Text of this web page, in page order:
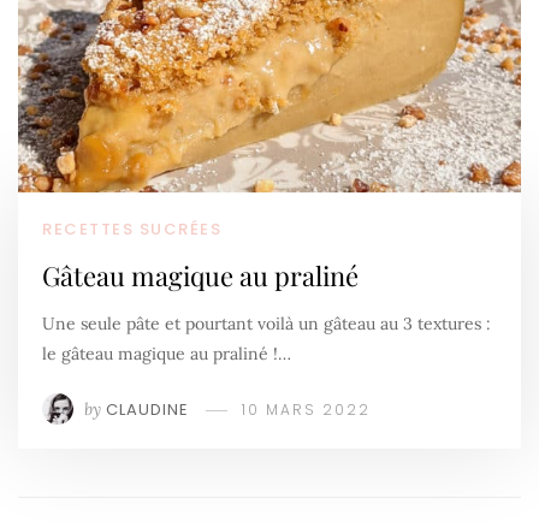
RECETTES SUCRÉES
Gâteau magique au praliné
Une seule pâte et pourtant voilà un gâteau au 3 textures :
le gâteau magique au praliné !…
by CLAUDINE 10 MARS 2022